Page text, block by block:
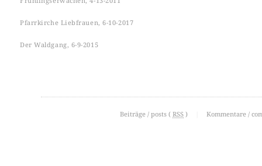
Pfarrkirche Liebfrauen, 6-10-2017
Der Waldgang, 6-9-2015
Beiträge / posts ( RSS ) Kommentare /